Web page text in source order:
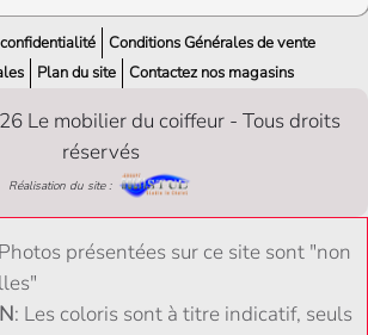
Conditions Générales de vente
Plan du site Contactez nos magasins
Le mobilier du coiffeur - Tous droits
réservés
Réalisation du site :
présentées sur ce site sont "non
: Les coloris sont à titre indicatif, seuls